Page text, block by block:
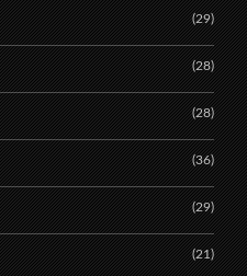
(29)
(28)
(28)
(36)
(29)
(21)